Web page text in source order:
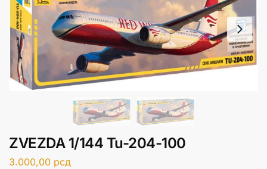
ZVEZDA 1/144 Tu-204-100
3.000,00 рсд